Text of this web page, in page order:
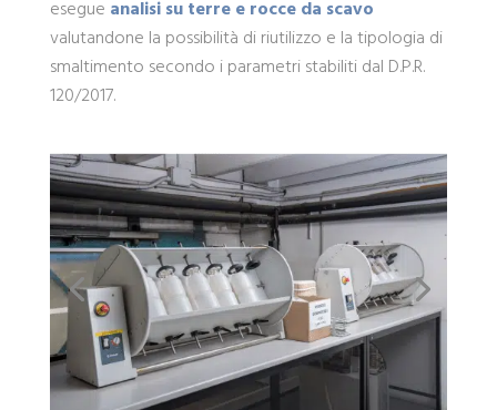
esegue analisi su terre e rocce da scavo
valutandone la possibilità di riutilizzo e la tipologia di
smaltimento secondo i parametri stabiliti dal D.P.R.
120/2017.